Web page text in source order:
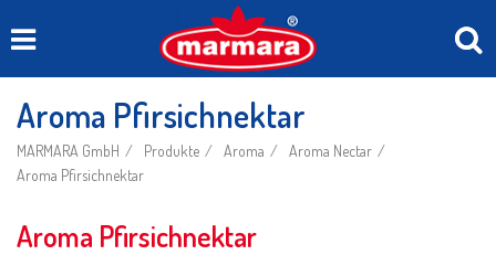
Aroma Pfirsichnektar
MARMARA GmbH Produkte Aroma
Aroma Nectar
Aroma Pfirsichnektar
Aroma Pfirsichnektar